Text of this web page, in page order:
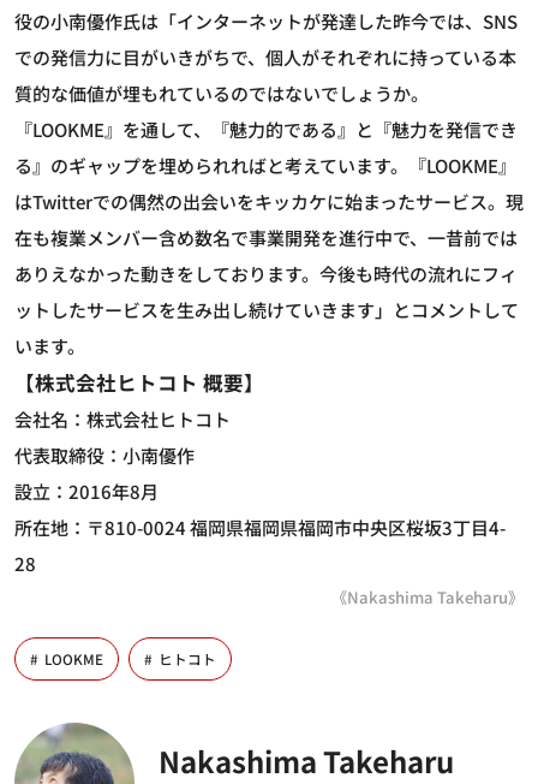
役の小南優作氏は「インターネットが発達した昨今では、SNS
での発信力に目がいきがちで、個人がそれぞれに持っている本
質的な価値が埋もれているのではないでしょうか。
『LOOKME』を通して、『魅力的である』と『魅力を発信でき
る』のギャップを埋められればと考えています。『LOOKME』
はTwitterでの偶然の出会いをキッカケに始まったサービス。現
在も複業メンバー含め数名で事業開発を進行中で、一昔前では
ありえなかった動きをしております。今後も時代の流れにフィ
ットしたサービスを生み出し続けていきます」とコメントして
います。
【株式会社ヒトコト 概要】
会社名：株式会社ヒトコト
代表取締役：小南優作
設立：2016年8月
所在地：〒810-0024 福岡県福岡県福岡市中央区桜坂3丁目4-
28
《Nakashima Takeharu》
LOOKME ヒトコト
Nakashima Takeharu